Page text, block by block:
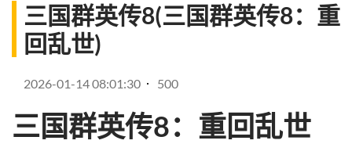
三国群英传8(三国群英传8：重
回乱世)
2026-01-14 08:01:30 500
三国群英传8：重回乱世